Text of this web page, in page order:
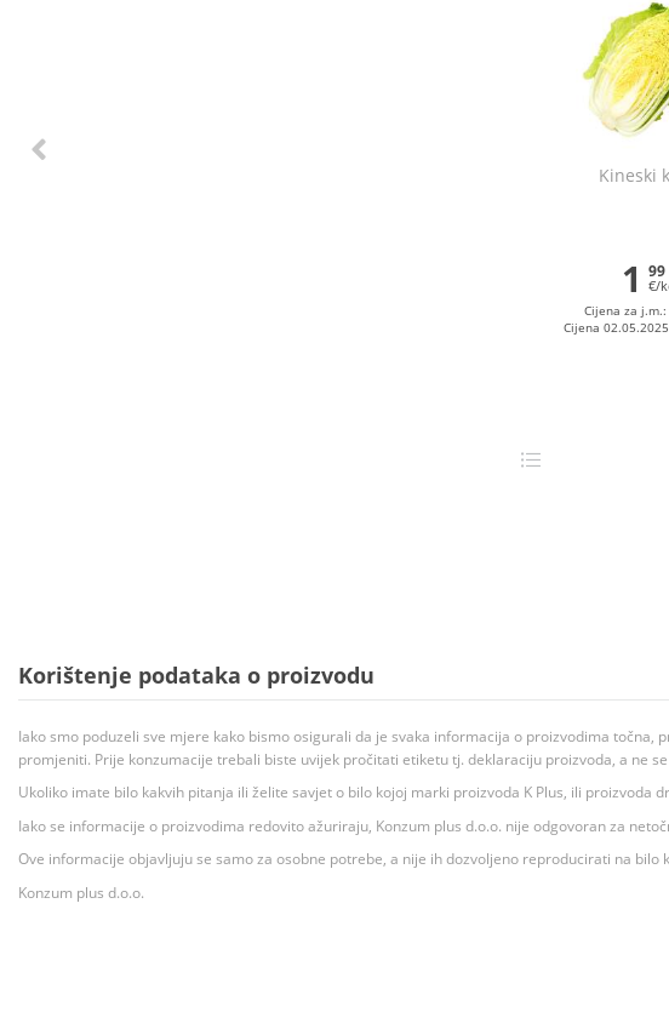
Kineski
1 99
€/
Cijena za
Cijena
Korištenje podataka o proizvodu
Iako smo poduzeli sve mjere kako bismo osigurali da je svaka informacija o proizvodima
promjeniti. Prije konzumacije trebali biste uvijek pročitati etiketu tj. deklaraciju proizvoda, a ne
Ukoliko imate bilo kakvih pitanja ili želite savjet o bilo kojoj marki proizvoda K Plus, ili
Iako se informacije o proizvodima redovito ažuriraju, Konzum plus d.o.o. nije odgovoran za
Ove informacije objavljuju se samo za osobne potrebe, a nije ih dozvoljeno reproducirati na
Konzum plus d.o.o.